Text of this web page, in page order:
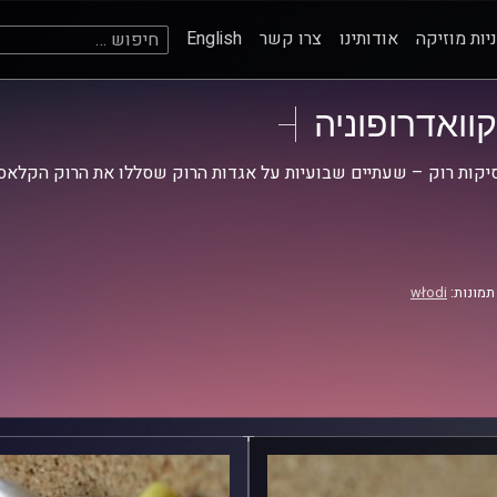
מוזיקה אודותינו צרו קשר English חיפוש:
קוואדרופוניה
רוק – שעתיים שבועיות על אגדות הרוק שסללו את הרוק
włodi